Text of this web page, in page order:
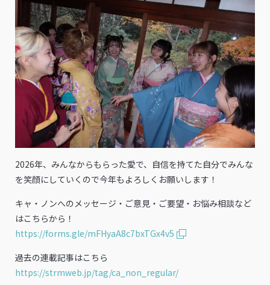
2026年、みんなからもらった愛で、自信を持てた自分でみんな
を笑顔にしていくので今年もよろしくお願いします！
キャ・ノンへのメッセージ・ご意見・ご要望・お悩み相談など
はこちらから！
https://forms.gle/mFHyaA8c7bxTGx4v5
過去の連載記事はこちら
https://strmweb.jp/tag/ca_non_regular/